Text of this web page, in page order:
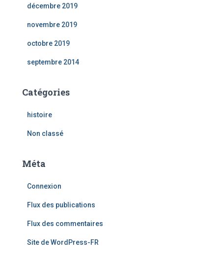
décembre 2019
novembre 2019
octobre 2019
septembre 2014
Catégories
histoire
Non classé
Méta
Connexion
Flux des publications
Flux des commentaires
Site de WordPress-FR